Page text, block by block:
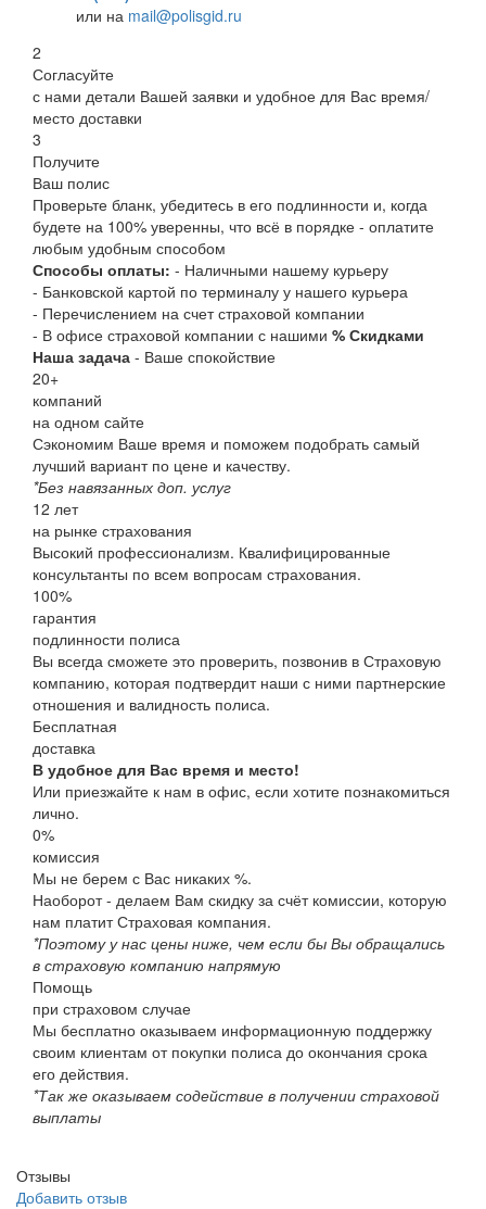
или на mail@polisgid.ru
2
Согласуйте
с нами детали Вашей заявки и удобное для Вас время/
место доставки
3
Получите
Ваш полис
Проверьте бланк, убедитесь в его подлинности и, когда
будете на 100% уверенны, что всё в порядке - оплатите
любым удобным способом
Способы оплаты: - Наличными нашему курьеру
- Банковской картой по терминалу у нашего курьера
- Перечислением на счет страховой компании
- В офисе страховой компании с нашими % Скидками
Наша задача - Ваше спокойствие
20+
компаний
на одном сайте
Сэкономим Ваше время и поможем подобрать самый
лучший вариант по цене и качеству.
*Без навязанных доп. услуг
12 лет
на рынке страхования
Высокий профессионализм. Квалифицированные
консультанты по всем вопросам страхования.
100%
гарантия
подлинности полиса
Вы всегда сможете это проверить, позвонив в Страховую
компанию, которая подтвердит наши с ними партнерские
отношения и валидность полиса.
Бесплатная
доставка
В удобное для Вас время и место!
Или приезжайте к нам в офис, если хотите познакомиться
лично.
0%
комиссия
Мы не берем с Вас никаких %.
Наоборот - делаем Вам скидку за счёт комиссии, которую
нам платит Страховая компания.
*Поэтому у нас цены ниже, чем если бы Вы обращались
в страховую компанию напрямую
Помощь
при страховом случае
Мы бесплатно оказываем информационную поддержку
своим клиентам от покупки полиса до окончания срока
его действия.
*Так же оказываем содействие в получении страховой
выплаты
Отзывы
Добавить отзыв